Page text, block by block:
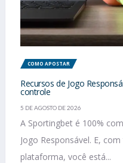
COMO APOSTAR
Recursos de Jogo
controle
5 DE AGOSTO DE 2026
A Sportingbet é 100%
Jogo Responsável. E,
plataforma, você está...